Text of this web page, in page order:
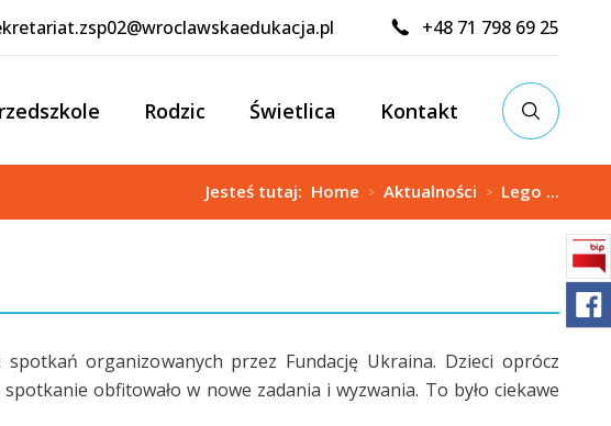
+48 71 798 69 25
Rodzic Świetlica Kontakt
Jesteś tutaj: Home > Aktualności > Lego ...
organizowanych przez Fundację Ukraina. Dzieci oprócz
obfitowało w nowe zadania i wyzwania. To było ciekawe